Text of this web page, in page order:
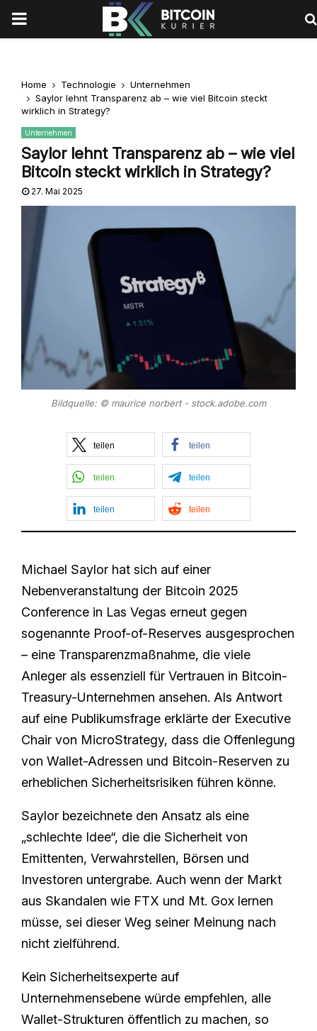
PRIMARY
Home Technologie
Unternehmen
Saylor lehnt Transparenz ab – wie viel Bitcoin steckt
wirklich in Strategy?
Unternehmen
Saylor lehnt Transparenz ab – wie viel
Bitcoin steckt wirklich in Strategy?
27. Mai 2025
Bildquelle: © maurice norbert - stock.adobe.com
teilen teilen
teilen teilen
teilen teilen
Michael Saylor hat sich auf einer
Nebenveranstaltung der Bitcoin 2025
Conference in Las Vegas erneut gegen
sogenannte Proof-of-Reserves ausgesprochen
– eine Transparenzmaßnahme, die viele
Anleger als essenziell für Vertrauen in Bitcoin-
Treasury-Unternehmen ansehen. Als Antwort
auf eine Publikumsfrage erklärte der Executive
Chair von MicroStrategy, dass die Offenlegung
von Wallet-Adressen und Bitcoin-Reserven zu
erheblichen Sicherheitsrisiken führen könne.
Saylor bezeichnete den Ansatz als eine
„schlechte Idee“, die die Sicherheit von
Emittenten, Verwahrstellen, Börsen und
Investoren untergrabe. Auch wenn der Markt
aus Skandalen wie FTX und Mt. Gox lernen
müsse, sei dieser Weg seiner Meinung nach
nicht zielführend.
Kein Sicherheitsexperte auf
Unternehmensebene würde empfehlen, alle
Wallet-Strukturen öffentlich zu machen, so